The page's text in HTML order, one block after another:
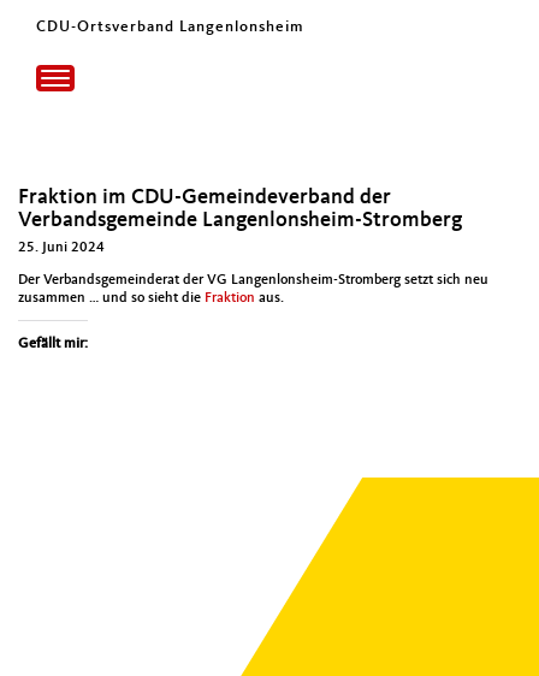
CDU-Ortsverband Langenlonsheim
Toggle
navigation
Fraktion im CDU-Gemeindeverband der
Verbandsgemeinde Langenlonsheim-Stromberg
25. Juni 2024
Der Ver­bands­ge­mein­der­at der VG Lan­gen­lon­sheim-Stromberg set­zt sich neu
zusam­men … und so sieht die Frak­tion aus.
Gefällt mir: